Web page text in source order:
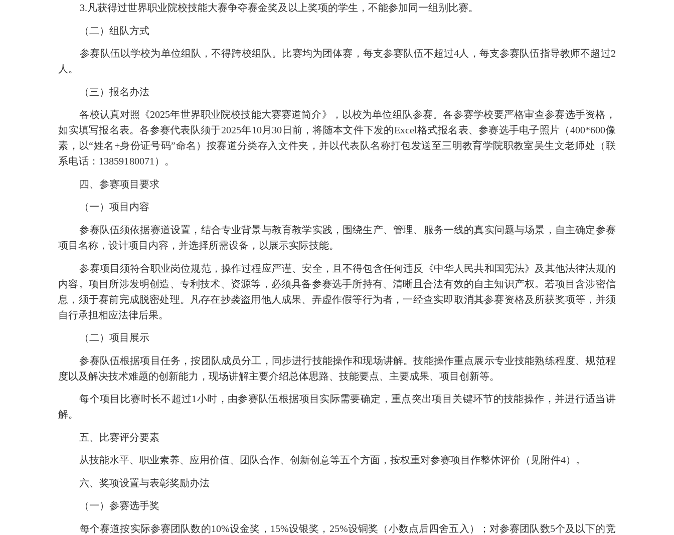
3.凡获得过世界职业院校技能大赛争夺赛金奖及以上奖项的学生，不能参加同一组别比赛。
（二）组队方式
参赛队伍以学校为单位组队，不得跨校组队。比赛均为团体赛，每支参赛队伍不超过4人，每支参赛队伍指导教师不超过2
人。
（三）报名办法
各校认真对照《2025年世界职业院校技能大赛赛道简介》，以校为单位组队参赛。各参赛学校要严格审查参赛选手资格，
如实填写报名表。各参赛代表队须于2025年10月 30 日前，将随本文件下发的Excel格式报名表、参赛选手电子照片（400*600像
素，以“姓名+身份证号码”命名）按赛道分类存入文件夹，并以代表队名称打包发送至三明教育学院职教室吴生文老师处（联
系电话： 13859180071 ）。
四、参赛项目要求
（一）项目内容
参赛队伍须依据赛道设置，结合专业背景与教育教学实践，围绕生产、管理、服务一线的真实问题与场景，自主确定参赛
项目名称，设计项目内容，并选择所需设备，以展示实际技能。
参赛项目须符合职业岗位规范，操作过程应严谨、安全，且不得包含任何违反《中华人民共和国宪法》及其他法律法规的
内容。项目所涉发明创造、专利技术、资源等，必须具备参赛选手所持有、清晰且合法有效的自主知识产权。若项目含涉密信
息，须于赛前完成脱密处理。凡存在抄袭盗用他人成果、弄虚作假等行为者，一经查实即取消其参赛资格及所获奖项等，并须
自行承担相应法律后果。
（二）项目展示
参赛队伍根据项目任务，按团队成员分工，同步进行技能操作和现场讲解。技能操作重点展示专业技能熟练程度、规范程
度以及解决技术难题的创新能力，现场讲解主要介绍总体思路、技能要点、主要成果、项目创新等。
每个项目比赛时长不超过1小时，由参赛队伍根据项目实际需要确定，重点突出项目关键环节的技能操作，并进行适当讲
解。
五、比赛评分要素
从技能水平、职业素养、应用价值、团队合作、创新创意等五个方面，按权重对参赛项目作整体评价（见附件4）。
六、奖项设置与表彰奖励办法
（一）参赛选手奖
每个赛道按实际参赛团队数的10%设金奖， 15%设银奖， 25%设铜奖（小数点后四舍五入 ）；对参赛团队数5个及 以下的竞